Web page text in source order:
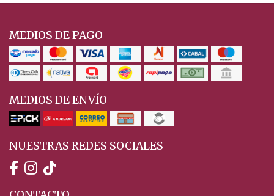
MEDIOS DE PAGO
MEDIOS DE ENVÍO
NUESTRAS REDES SOCIALES